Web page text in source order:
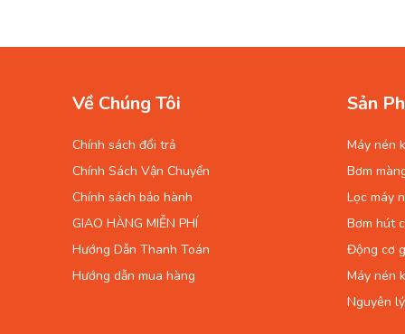
Về Chúng Tôi
Chính sách đổi trả
Chính Sách Vận Chuyển
Chính sách bảo hành
GIAO HÀNG MIỄN PHÍ
Hướng Dẫn Thanh Toán
Hướng dẫn mua hàng
Sản
Máy nén
Bơm
Lọc máy
Bơm hút
Động cơ
Máy nén
Nguyên